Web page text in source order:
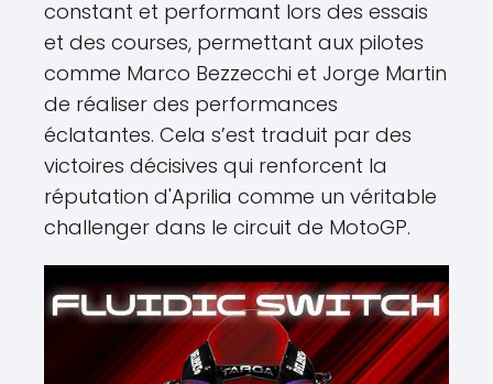
constant et performant lors des essais
et des courses, permettant aux pilotes
comme Marco Bezzecchi et Jorge Martin
de réaliser des performances
éclatantes. Cela s’est traduit par des
victoires décisives qui renforcent la
réputation d'Aprilia comme un véritable
challenger dans le circuit de MotoGP.